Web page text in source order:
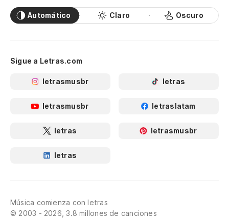
Automático Claro Oscuro
Sigue a Letras.com
letrasmusbr letras
letrasmusbr letraslatam
letras letrasmusbr
letras
Música comienza con letras
© 2003 - 2026, 3.8 millones de canciones